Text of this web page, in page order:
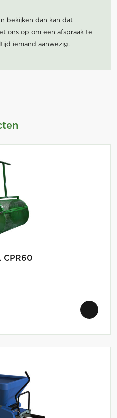
bekijken dan kan dat
ons op om een afspraak te
iemand aanwezig.
CPR60